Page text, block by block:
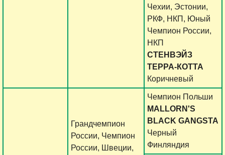
Чехии, Эстонии,
РКФ, НКП, Юный
Чемпион России,
НКП
СТЕНВЭЙЗ
ТЕРРА-КОТТА
Коричневый
Грандчемпион
России, Чемпион
России, Швеции,
Чемпион Польши
MALLORN'S
BLACK GANGSTA
Черный
Финляндия